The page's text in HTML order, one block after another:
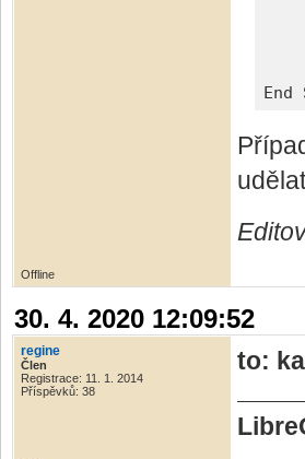
End
Offline
30. 4. 2020 12:09:52
regine
Člen
Registrace: 11. 1. 2014
Příspěvků: 38
to: